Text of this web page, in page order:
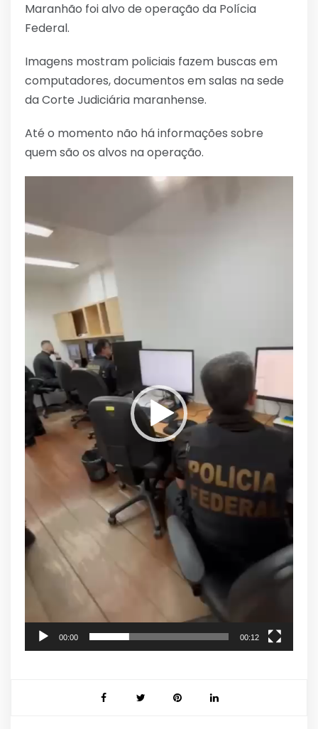
Maranhão foi alvo de operação da Polícia
Federal.
Imagens mostram policiais fazem buscas em
computadores, documentos em salas na sede
da Corte Judiciária maranhense.
Até o momento não há informações sobre
quem são os alvos na operação.
vídeo
00:00 00:12